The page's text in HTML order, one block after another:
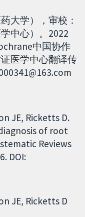
大学），审校：
中心）。2022
中国协作
医学中心翻译传
JE, Ricketts D.
of root
Reviews
DOI:
JE Ricketts D